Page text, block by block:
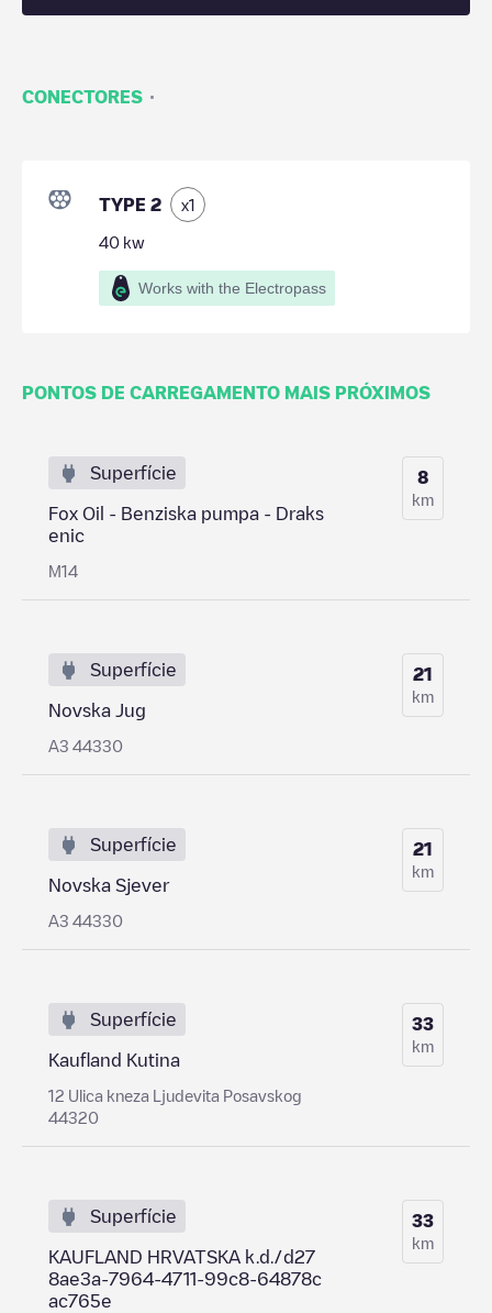
CONECTORES ·
TYPE 2 x1
40 kw
Works with the Electropass
PONTOS DE CARREGAMENTO MAIS PRÓXIMOS
Superfície
Fox Oil - Benziska pumpa - Draks
enic
M14
8
km
Superfície
Novska Jug
A3 44330
21
km
Superfície
Novska Sjever
A3 44330
21
km
Superfície
Kaufland Kutina
12 Ulica kneza Ljudevita Posavskog
44320
33
km
Superfície
KAUFLAND HRVATSKA k.d./d27
8ae3a-7964-4711-99c8-64878c
ac765e
33
km